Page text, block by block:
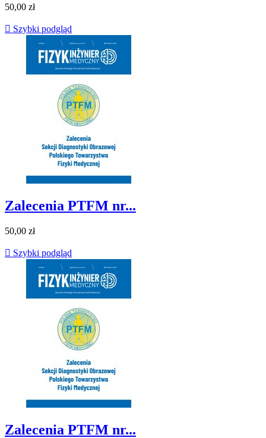
50,00 zł
 Szybki podgląd
Zalecenia PTFM nr...
50,00 zł
 Szybki podgląd
Zalecenia PTFM nr...